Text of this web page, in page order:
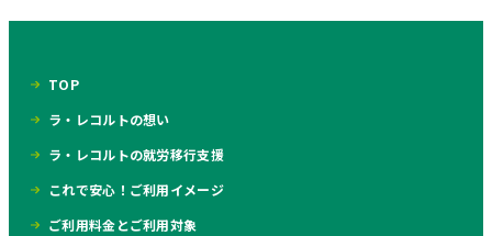
TOP
ラ・レコルトの想い
ラ・レコルトの就労移行支援
これで安心！ご利用イメージ
ご利用料金とご利用対象